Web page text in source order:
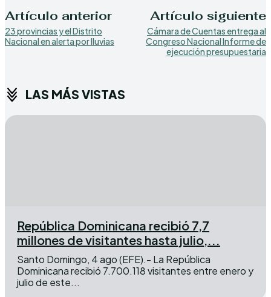
Artículo anterior
23 provincias y el Distrito
Nacional en alerta por lluvias
Artículo siguiente
Cámara de Cuentas entrega al
Congreso Nacional Informe de
ejecución presupuestaria
LAS MÁS VISTAS
República Dominicana recibió 7,7
millones de visitantes hasta julio,...
Santo Domingo, 4 ago (EFE).- La República
Dominicana recibió 7.700.118 visitantes entre enero y
julio de este...